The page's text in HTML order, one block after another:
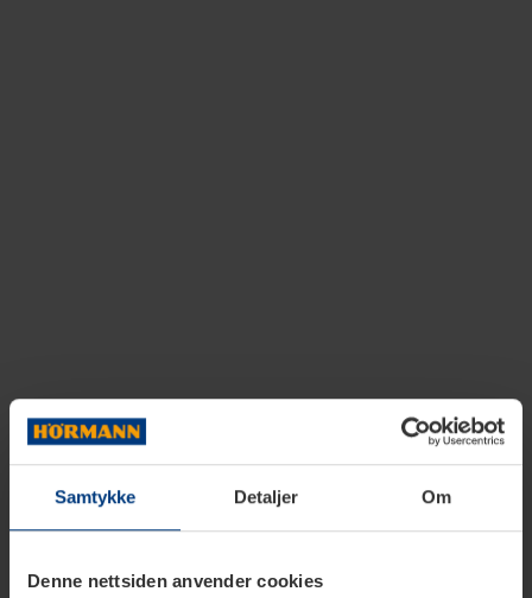
Samtykke Detaljer Om
Denne nettsiden anvender cookies